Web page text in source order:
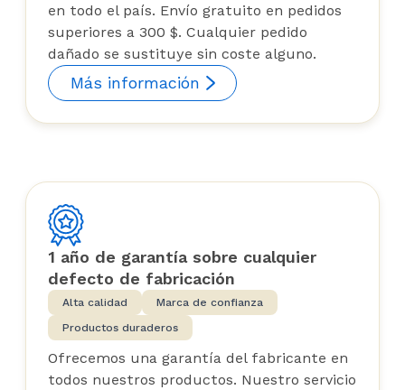
en todo el país. Envío gratuito en pedidos
superiores a 300 $. Cualquier pedido
dañado se sustituye sin coste alguno.
Más información
1 año de garantía sobre cualquier
defecto de fabricación
Alta calidad
Marca de confianza
Productos duraderos
Ofrecemos una garantía del fabricante en
todos nuestros productos. Nuestro servicio